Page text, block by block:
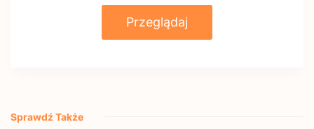
Przeglądaj
Sprawdź Także